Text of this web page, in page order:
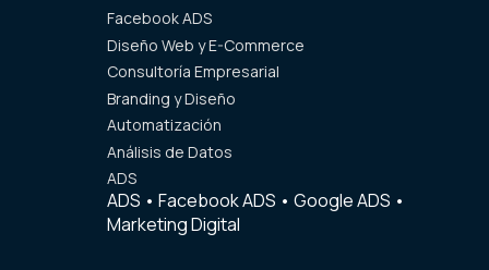
Facebook ADS
Diseño Web y E-Commerce
Consultoría Empresarial
Branding y Diseño
Automatización
Análisis de Datos
ADS
ADS • Facebook ADS • Google ADS •
Marketing Digital